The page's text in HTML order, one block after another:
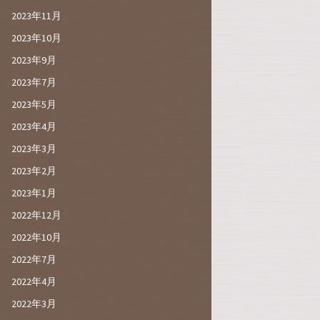
2023年11月
2023年10月
2023年9月
2023年7月
2023年5月
2023年4月
2023年3月
2023年2月
2023年1月
2022年12月
2022年10月
2022年7月
2022年4月
2022年3月